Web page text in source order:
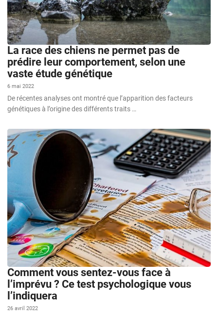
La race des chiens ne permet pas de
prédire leur comportement, selon une
vaste étude génétique
6 mai 2022
De récentes analyses ont montré que l’apparition des facteurs
génétiques à l’origine des différents traits …
Comment vous sentez-vous face à
l’imprévu ? Ce test psychologique vous
l’indiquera
26 avril 2022